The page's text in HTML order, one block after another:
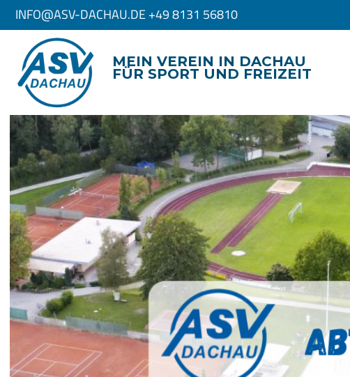
INFO@ASV-DACHAU.DE +49 8131 56810
MEIN VEREIN IN DACHAU
FÜR SPORT UND FREIZEIT